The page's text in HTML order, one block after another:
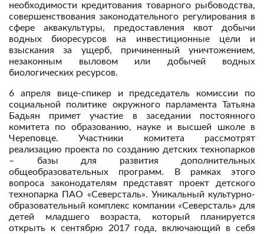
необходимости кредитования товарного рыбоводства,
совершенствования законодательного регулирования в
сфере аквакультуры, предоставления квот добычи
водных биоресурсов на инвестиционные цели и
взыскания за ущерб, причиненный уничтожением,
незаконным выловом или добычей водных
биологических ресурсов.
6 апреля вице-спикер и председатель комиссии по
социальной политике окружного парламента Татьяна
Бадьян примет участие в заседании постоянного
комитета по образованию, науке и высшей школе в
Череповце. Участники комитета рассмотрят
реализацию проекта по созданию детских технопарков
– базы для развития дополнительных
общеобразовательных программ. В рамках этого
вопроса законодателям представят проект детского
технопарка ПАО «Северсталь». Уникальный культурно-
образовательный комплекс компании «Северсталь» для
детей младшего возраста, который планируется
открыть к сентябрю 2017 года, включающий в себя